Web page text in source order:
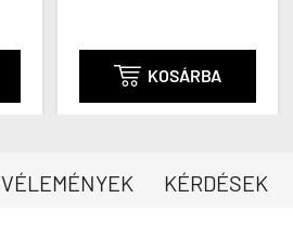
KOSÁRBA
VÉLEMÉNYEK KÉRDÉSEK